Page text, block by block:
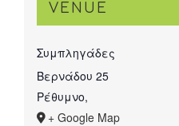
VENUE
Συμπληγάδες
Βερνάδου 25
Ρέθυμνο,
+ Google Map